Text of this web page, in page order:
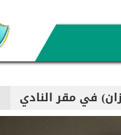
في مقر النادي